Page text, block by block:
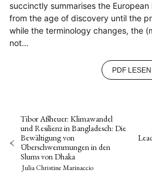
succinctly summarises the European
from the age of discovery until the
while the terminology changes, the
not…
PDF LESEN
Tibor Aßheuer: Klimawandel
und Resilienz in Bangladesch: Die
Bewältigung von
Überschwemmungen in den
Slums von Dhaka
Julia Christine Marinaccio